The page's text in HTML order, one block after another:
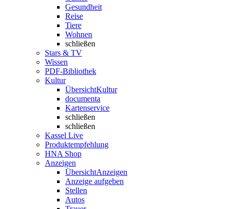
Gesundheit
Reise
Tiere
Wohnen
schließen
Stars & TV
Wissen
PDF-Bibliothek
Kultur
ÜbersichtKultur
documenta
Kartenservice
schließen
schließen
Kassel Live
Produktempfehlung
HNA Shop
Anzeigen
ÜbersichtAnzeigen
Anzeige aufgeben
Stellen
Autos